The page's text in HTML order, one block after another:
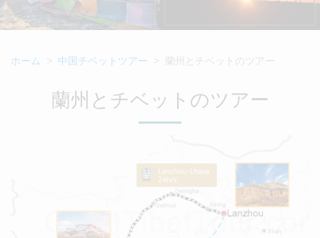
ホーム 中国チベットツアー 蘭州とチベットのツアー
蘭州とチベットのツアー